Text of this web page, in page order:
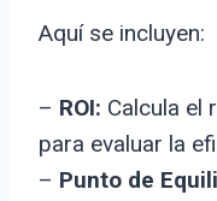
Aquí se incluyen:
– ROI: Calcula el
para evaluar la
– Punto de